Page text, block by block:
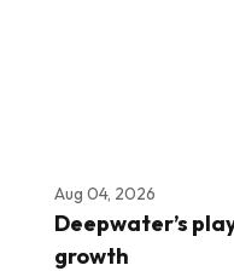
Aug 04, 2026
Deepwater’s
growth